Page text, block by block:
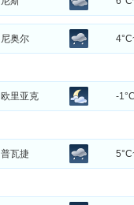
尼奥尔
欧里亚克 -
普瓦捷